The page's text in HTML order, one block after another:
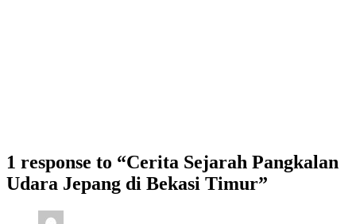
1 response to “Cerita Sejarah Pangkalan
Udara Jepang di Bekasi Timur”